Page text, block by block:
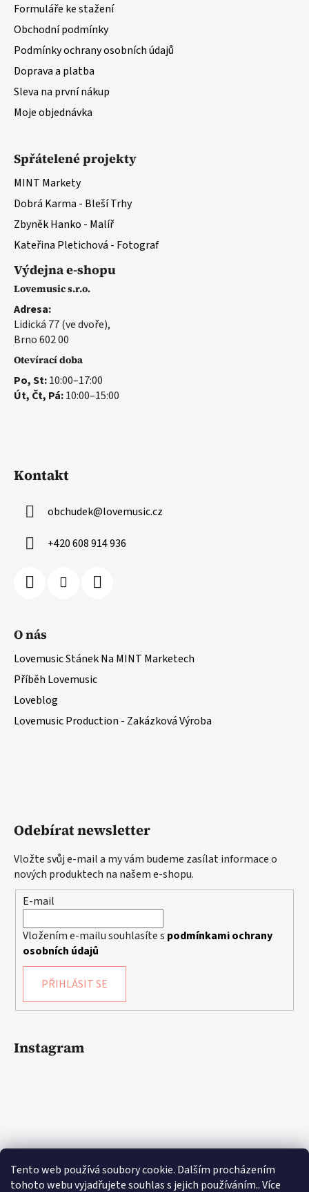
Tento web používá soubory cookie. Dalším procházením
tohoto webu vyjadřujete souhlas s jejich používáním.. Více
Formuláře ke stažení
Obchodní podmínky
Podmínky ochrany osobních údajů
Doprava a platba
Sleva na první nákup
Moje objednávka
Spřátelené projekty
MINT Markety
Dobrá Karma - Bleší Trhy
Zbyněk Hanko - Malíř
Kateřina Pletichová - Fotograf
Výdejna e-shopu
Lovemusic s.r.o.
Adresa:
Lidická 77 (ve dvoře),
Brno 602 00
Otevírací doba
Po, St:10:00–17:00
Út, Čt, Pá:10:00–15:00
Kontakt
obchudek@lovemusic.cz
+420 608 914 936
O nás
Lovemusic Stánek Na MINT Marketech
Příběh Lovemusic
Loveblog
Lovemusic Production - Zakázková Výroba
Odebírat newsletter
Vložte svůj e-mail a my vám budeme zasílat informace o
nových produktech na našem e-shopu.
E-mail
Vložením e-mailu souhlasíte s podmínkami ochrany
osobních údajů
PŘIHLÁSIT SE
Instagram